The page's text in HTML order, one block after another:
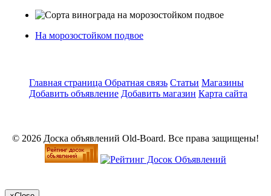
На морозостойком подвое
Главная страница Обратная связь Статьи Магазины
Добавить объявление Добавить магазин Карта сайта
© 2026 Доска объявлений Old-Board. Все права защищены!